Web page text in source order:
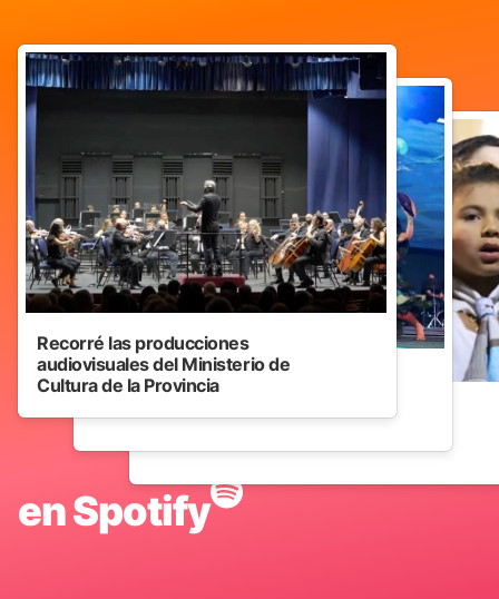
Recorré las producciones
audiovisuales del Ministerio de
Cultura de la Provincia
Nuestras playlists
en Spotify